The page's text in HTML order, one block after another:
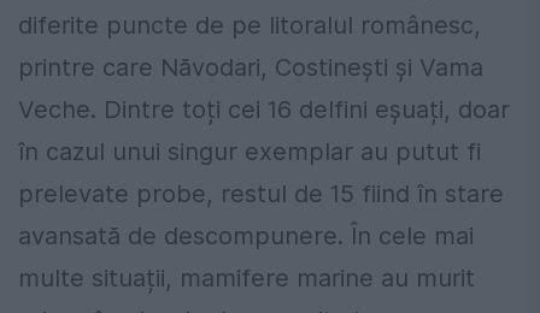
diferite puncte de pe litoralul românesc,
printre care Năvodari, Costinești și Vama
Veche. Dintre toți cei 16 delfini eșuați, doar
în cazul unui singur exemplar au putut fi
prelevate probe, restul de 15 fiind în stare
avansată de descompunere. În cele mai
multe situații, mamifere marine au murit